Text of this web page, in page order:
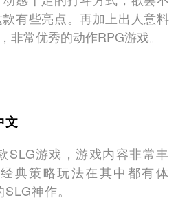
有些亮点。再加上出人意料
非常优秀的动作RPG游戏。
文
SLG游戏，游戏内容非常丰
典策略玩法在其中都有体
神作。